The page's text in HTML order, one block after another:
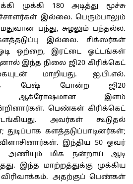
முக்கி 180 அடித்து மூச்சு
இல்லை. பெரும்பாலும்
பந்து, சுழலும் பந்தல்ல.
களத்தடுப்பு இல்லை. சிக்ஸர்கள்
ஒற்றை, இரட்டை ஓட்டங்கள்
இந்த நிலை ஜி20 கிரிக்கெட்
மாறியது. ஐ.பி.எல்.
பேஷ் போன்ற ஜி20
ஆக்ரோஷமான இளம்
பெண்கள் கிரிக்கெட்
அவர்கள் கூடுதல்
களத்தடுப்பாடினர்கள்;
இந்திய 50 ஓவர்
அணியும் மிக நன்றாய் ஆடி
இந்த மாற்றத்துக்கு முக்கிய
அதற்குப் பெண்கள்